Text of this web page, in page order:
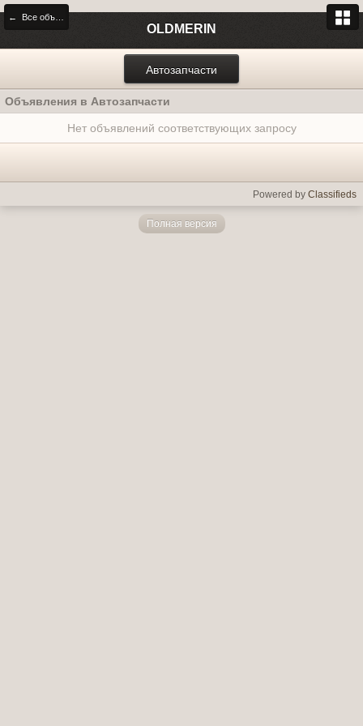
OLDMERIN
Автозапчасти
Объявления в Автозапчасти
Нет объявлений соответствующих запросу
Powered by Classifieds
Полная версия